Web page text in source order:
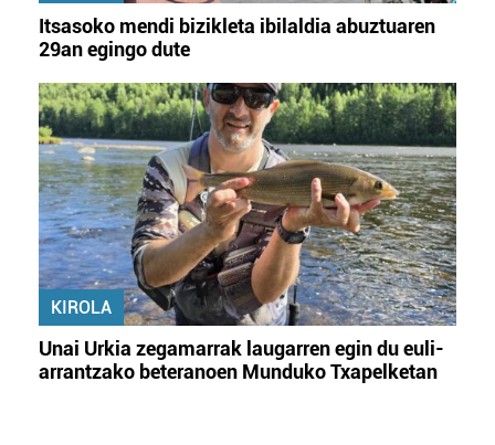
Itsasoko mendi bizikleta ibilaldia abuztuaren
29an egingo dute
KIROLA
Unai Urkia zegamarrak laugarren egin du euli-
arrantzako beteranoen Munduko Txapelketan